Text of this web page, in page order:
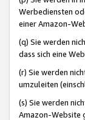
Werbediensten
einer Amazon-
(q) Sie werden
dass sich eine
(r) Sie werden
umzuleiten
(s) Sie werden
Amazon-Website